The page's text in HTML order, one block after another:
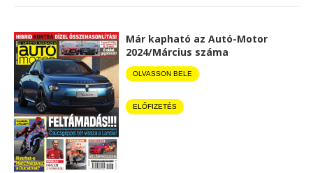
Már kapható az Autó-Motor
2024/Március száma
OLVASSON BELE
ELŐFIZETÉS